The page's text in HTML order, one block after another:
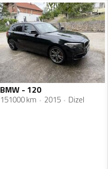
BMW - 120
151000 km 2015 Dizel